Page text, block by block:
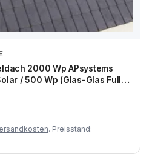
Angebot
2000 Wp APsystems
/ 500 Wp (Glas-Glas Full
. Preisstand: